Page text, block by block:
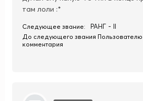
там лоли :*
Следующее звание: РАНГ - II
До следующего звания Пользователю
комментария